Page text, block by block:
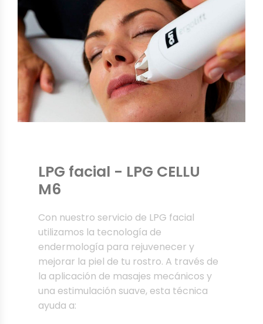
LPG facial - LPG CELLU
M6
Con nuestro servicio de LPG facial
utilizamos la tecnología de
endermología para rejuvenecer y
mejorar la piel de tu rostro. A través de
la aplicación de masajes mecánicos y
una estimulación suave, esta técnica
ayuda a: